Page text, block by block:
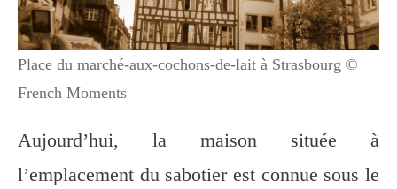
Place du marché-aux-cochons-de-lait à Strasbourg ©
French Moments
Aujourd’hui, la maison située à
l’emplacement du sabotier est connue sous le